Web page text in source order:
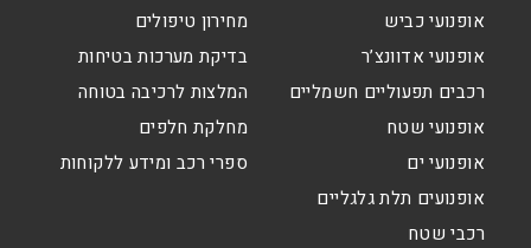
אופנועי כביש
אופנועי אדוונצ’ר
רכבים תפעוליים חשמליים
אופנועי שטח
אופנועי ים
אופנועים תלת גלגליים
רכבי שטח
מחירון טיפולים
בדיקת מערכות בטיחות
המלצות לרכיבה בטוחה
מחלקת חלפים
ספרי רכב ומידע ללקוחות